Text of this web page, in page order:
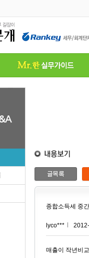
종합소득세 중
lyco***
매출이 작년비